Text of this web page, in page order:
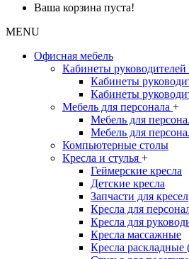
Ваша корзина пуста!
MENU
Офисная мебель
Кабинеты руководителей
Кабинеты
Кабинеты
Мебель для персонала +
Мебель для
Мебель для
Компьютерные столы
Кресла и стулья +
Геймерские кресла
Детские кресла
Запчасти для кресел
Кресла для
Кресла для
Кресла массажные
Кресла раскладные